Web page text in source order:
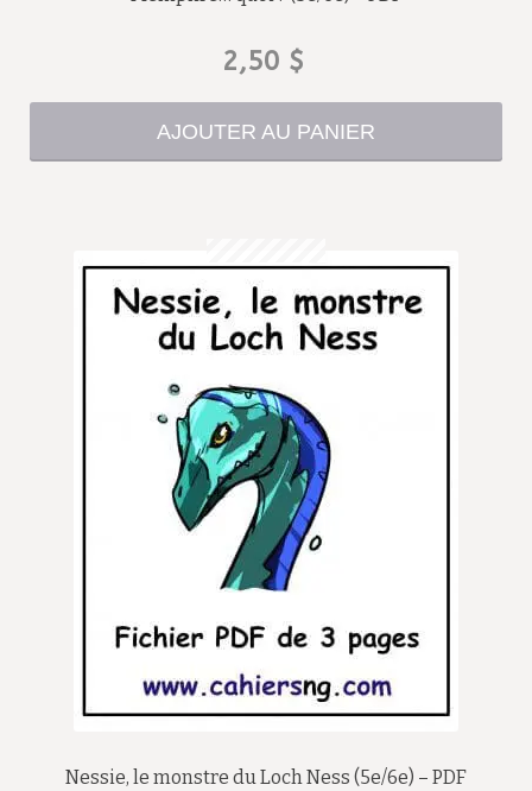
2,50 $
AJOUTER AU PANIER
Nessie, le monstre du Loch Ness (5e/6e) – PDF